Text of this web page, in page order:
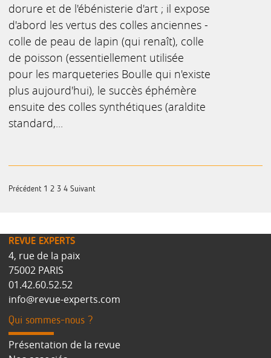
dorure et de l'ébénisterie d'art ; il expose
d'abord les vertus des colles anciennes -
colle de peau de lapin (qui renaît), colle
de poisson (essentiellement utilisée
pour les marqueteries Boulle qui n'existe
plus aujourd'hui), le succès éphémère
ensuite des colles synthétiques (araldite
standard,...
Précédent 1 2 3 4 Suivant
REVUE EXPERTS
4, rue de la paix
75002 PARIS
01.42.60.52.52
info@revue-experts.com
Qui sommes-nous ?
Présentation de la revue